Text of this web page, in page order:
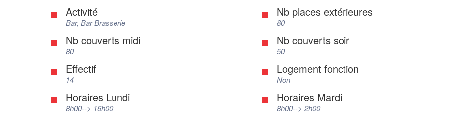
Activité
Bar, Bar Brasserie
Nb places extérieures
80
Nb couverts midi
80
Nb couverts soir
50
Effectif
14
Logement fonction
Non
Horaires Lundi
8h00--> 16h00
Horaires Mardi
8h00--> 2h00